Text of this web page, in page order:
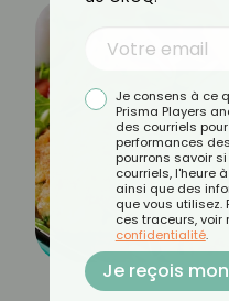
Je consens à ce
Prisma Players
des courriels
performances
pourrons savoir
courriels, l'heure
ainsi que des
que vous utilisez.
ces traceurs, voir
confidentialité.
Je reçois